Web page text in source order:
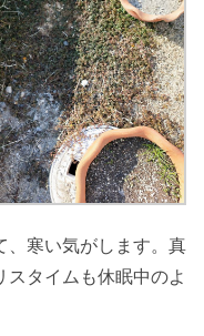
、寒い気がします。真
タイムも休眠中のよ